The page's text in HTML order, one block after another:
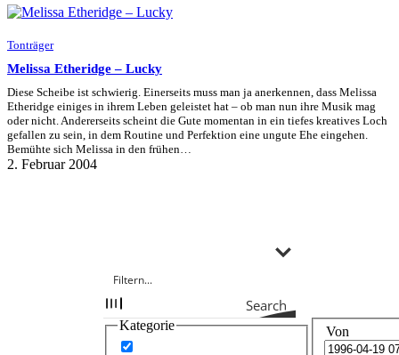
Tonträger
Melissa Etheridge – Lucky
Diese Scheibe ist schwierig. Einerseits muss man ja anerkennen, dass Melissa
Etheridge einiges in ihrem Leben geleistet hat – ob man nun ihre Musik mag
oder nicht. Andererseits scheint die Gute momentan in ein tiefes kreatives Loch
gefallen zu sein, in dem Routine und Perfektion eine ungute Ehe eingehen.
Bemühte sich Melissa in den frühen…
2. Februar 2004
Search
Kategorie Von